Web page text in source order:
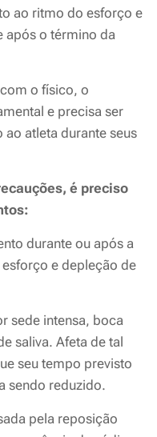
ao ritmo do esforço e
após o término da
o físico, o
e precisa ser
atleta durante seus
é preciso
durante ou após a
e depleção de
sede intensa, boca
saliva. Afeta de tal
seu tempo previsto
sendo reduzido.
pela reposição